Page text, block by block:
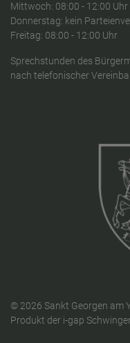
Mittwoch: 08:00 - 12:00 Uhr
Donnerstag: kein
Freitag: 08:00 - 12:00 Uhr
Sprechstunden des
nach telefonischer
© 2026 Sankt Georgen am
Produkt der i-gap